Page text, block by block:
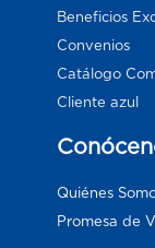
Beneficios
Convenios
Catálogo
Cliente azul
Quiénes
Promesa de